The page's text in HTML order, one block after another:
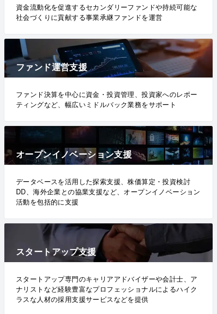
資金流動化を促進するセカンダリーファンドや持続可能な
社会づくりに貢献する事業承継ファンドを運営
ファンド運営支援
ファンド決算を中心に資金・投資管理、投資家へのレポー
ティングなど、幅広いミドルバック業務をサポート
オープンイノベーション支援
データベースを活用した探索支援、株価算定・投資検討
DD、海外企業との協業支援など、オープンイノベーション
活動を包括的に支援
スタートアップ支援
スタートアップ専門のキャリアアドバイザーや会計士、ア
ナリストなど経験豊富なプロフェッショナルによるハイク
ラスな人材の採用支援サービスなどを提供